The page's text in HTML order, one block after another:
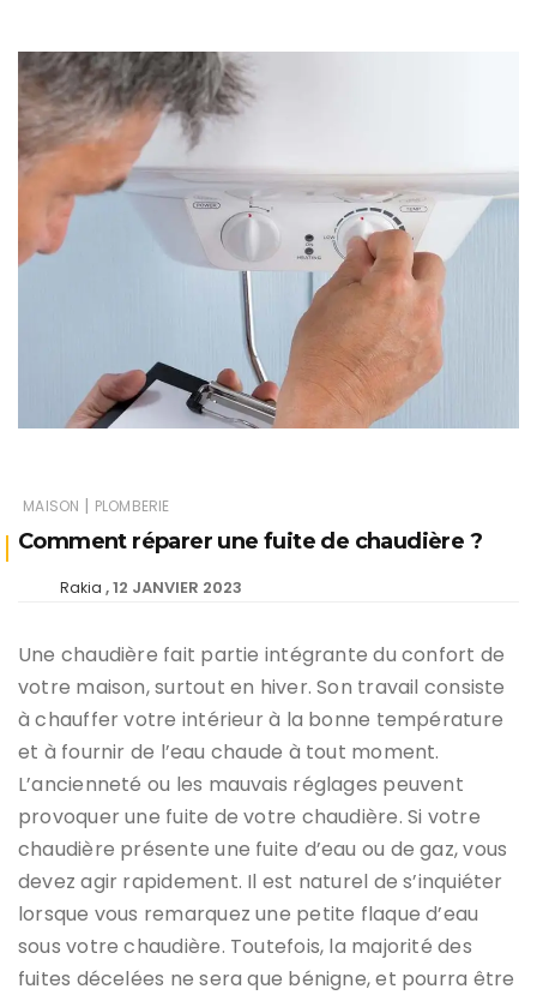
MAISON | PLOMBERIE
Comment réparer une fuite de chaudière ?
Rakia 12 JANVIER 2023
Une chaudière fait partie intégrante du confort de
votre maison, surtout en hiver. Son travail consiste
à chauffer votre intérieur à la bonne température
et à fournir de l’eau chaude à tout moment.
L’ancienneté ou les mauvais réglages peuvent
provoquer une fuite de votre chaudière. Si votre
chaudière présente une fuite d’eau ou de gaz, vous
devez agir rapidement. Il est naturel de s’inquiéter
lorsque vous remarquez une petite flaque d’eau
sous votre chaudière. Toutefois, la majorité des
fuites décelées ne sera que bénigne, et pourra être